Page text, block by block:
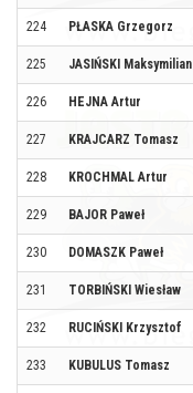
224 PŁASKA Grzegorz
225 JASIŃSKI Maksymilian
226 HEJNA Artur
227 KRAJCARZ Tomasz
228 KROCHMAL Artur
229 BAJOR Paweł
230 DOMASZK Paweł
231 TORBIŃSKI Wiesław
232 RUCIŃSKI Krzysztof
233 KUBULUS Tomasz